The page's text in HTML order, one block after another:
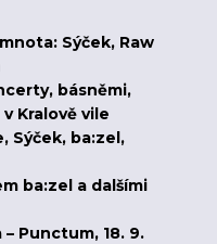
Sýček, Raw
básněmi,
Kralově vile
Sýček, ba:zel,
ba:zel a dalšími
– Punctum, 18. 9.